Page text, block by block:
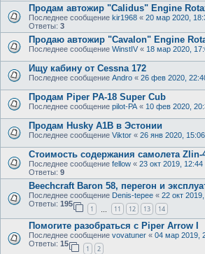
Продам автожир "Calidus" Engine
Последнее сообщение kir1968 « 20 мар 2020,
Ответы: 3
Продаю автожир "Cavalon" Engine
Последнее сообщение WinstIV « 18 мар 2020,
Ищу кабину от Cessna 172
Последнее сообщение Andro « 26 фев 2020,
Продам Piper PA-18 Super Cub
Последнее сообщение pilot-PA« 10 фев 2020,
Продам Husky A1B в Эстонии
Последнее сообщение Viktor « 26 янв 2020, 15:06
Стоимость содержания самолета
Последнее сообщение fellow « 23 окт 2019, 12:44
Ответы: 9
Beechcraft Baron 58, перегон и
Последнее сообщение Denis-tepee « 22 окт
Ответы: 195
1 11 12 13 14
Помогите разобраться с Piper Arrow I
Последнее сообщение vovatuner « 04 мар 2019,
Ответы: 15
1 2